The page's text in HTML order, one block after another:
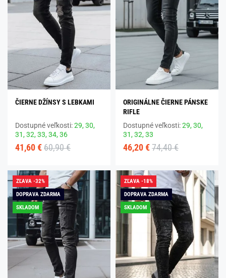
ČIERNE DŽÍNSY S LEBKAMI
Dostupné veľkosti:29,30,
31,32,33,34,36
41,60 € 60,90 €
ORIGINÁLNE ČIERNE PÁNSKE
RIFLE
Dostupné veľkosti:29,30,
31,32,33
46,20 € 74,40 €
ZĽAVA -32%
DOPRAVA ZDARMA
SKLADOM
ZĽAVA -18%
DOPRAVA ZDARMA
SKLADOM